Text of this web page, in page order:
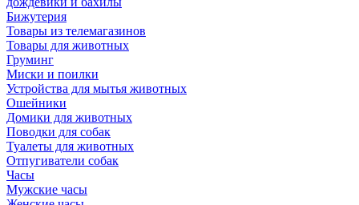
Бижутерия
Товары из телемагазинов
Товары для животных
Груминг
Миски и поилки
Устройства для мытья животных
Ошейники
Домики для животных
Поводки для собак
Туалеты для животных
Отпугиватели собак
Часы
Мужские часы